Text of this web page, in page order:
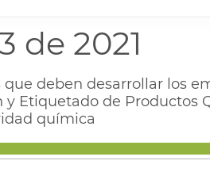
de 2021
deben desarrollar los
y Etiquetado de
química